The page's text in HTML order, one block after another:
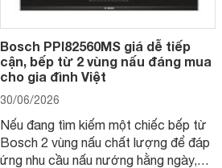
Bosch PPI82560MS giá dễ tiếp
cận, bếp từ 2 vùng nấu đáng mua
cho gia đình Việt
30/06/2026
Nếu đang tìm kiếm một chiếc bếp từ
Bosch 2 vùng nấu chất lượng để đáp
ứng nhu cầu nấu nướng hằng ngày,